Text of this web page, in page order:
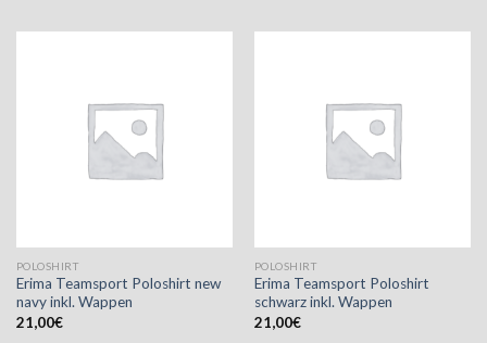
POLOSHIRT
Erima Teamsport Poloshirt new
navy inkl. Wappen
21,00€
POLOSHIRT
Erima Teamsport Poloshirt
schwarz inkl. Wappen
21,00€